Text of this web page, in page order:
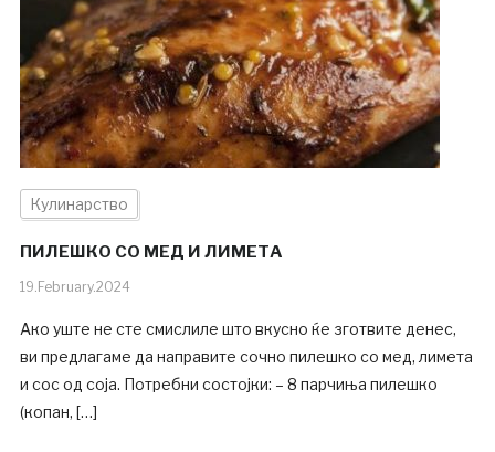
Кулинарство
ПИЛЕШКО СО МЕД И ЛИМЕТА
19.February.2024
Ако уште не сте смислиле што вкусно ќе зготвите денес,
ви предлагаме да направите сочно пилешко со мед, лимета
и сос од соја. Потребни состојки: – 8 парчиња пилешко
(копан, […]